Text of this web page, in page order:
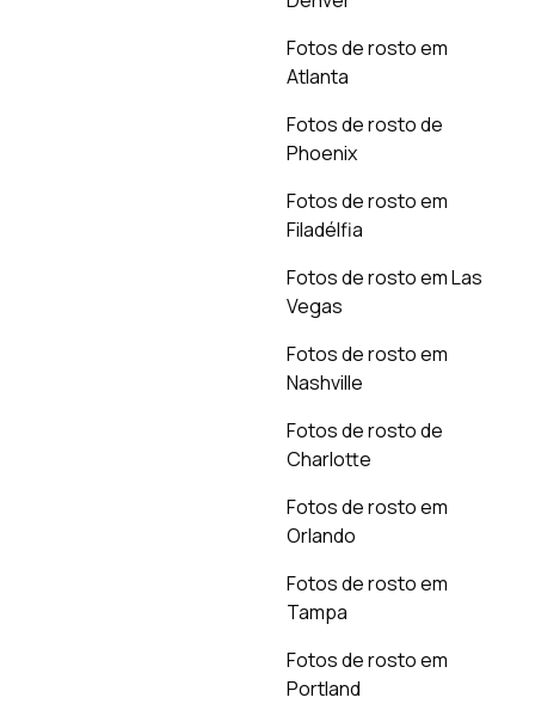
Fotos de rosto em
Atlanta
Fotos de rosto de
Phoenix
Fotos de rosto em
Filadélfia
Fotos de rosto em Las
Vegas
Fotos de rosto em
Nashville
Fotos de rosto de
Charlotte
Fotos de rosto em
Orlando
Fotos de rosto em
Tampa
Fotos de rosto em
Portland